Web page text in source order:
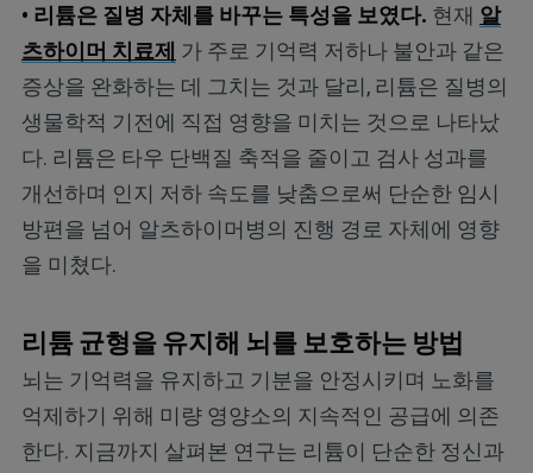
• 리튬은 질병 자체를 바꾸는 특성을 보였다. 현재 알
츠하이머 치료제 가 주로 기억력 저하나 불안과 같은
증상을 완화하는 데 그치는 것과 달리, 리튬은 질병의
생물학적 기전에 직접 영향을 미치는 것으로 나타났
다. 리튬은 타우 단백질 축적을 줄이고 검사 성과를
개선하며 인지 저하 속도를 낮춤으로써 단순한 임시
방편을 넘어 알츠하이머병의 진행 경로 자체에 영향
을 미쳤다.
리튬 균형을 유지해 뇌를 보호하는 방법
뇌는 기억력을 유지하고 기분을 안정시키며 노화를
억제하기 위해 미량 영양소의 지속적인 공급에 의존
한다. 지금까지 살펴본 연구는 리튬이 단순한 정신과